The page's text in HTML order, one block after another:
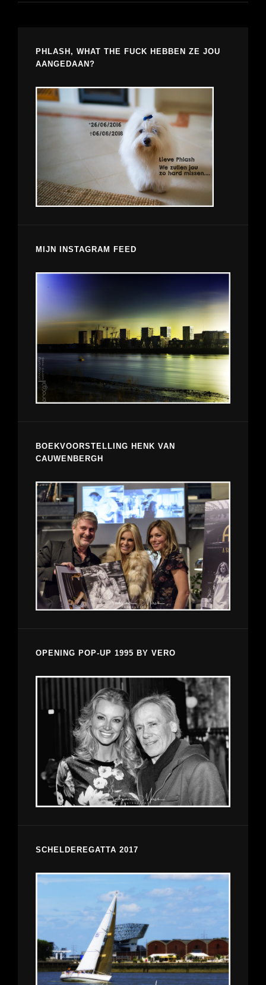
PHLASH, WHAT THE FUCK HEBBEN ZE JOU
AANGEDAAN?
MIJN INSTAGRAM FEED
BOEKVOORSTELLING HENK VAN
CAUWENBERGH
OPENING POP-UP 1995 BY VERO
SCHELDEREGATTA 2017